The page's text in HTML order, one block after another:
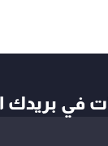
في بريدك